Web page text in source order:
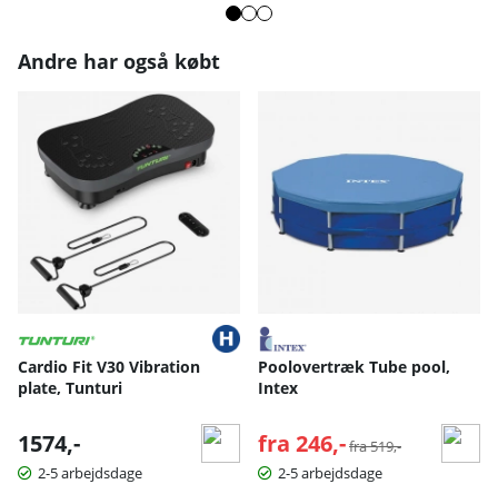
Andre har også købt
Cardio Fit V30 Vibration
plate, Tunturi
1574,-
2-5 arbejdsdage
Poolovertræk Tube pool,
Intex
fra 246,- Normalpris:
fra 519,-
2-5 arbejdsdage